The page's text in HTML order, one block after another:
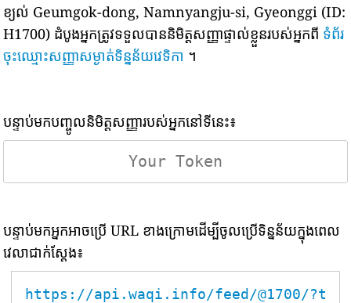
ខ្យល់ Geumgok-dong, Namnyangju-si, Gyeonggi (ID:
H1700) ដំបូងអ្នកត្រូវទទួលបាននិមិត្តសញ្ញាផ្ទាល់ខ្លួនរបស់អ្នកពី ទំព័រ
ចុះឈ្មោះសញ្ញាសម្ងាត់ទិន្នន័យវេទិកា ។
បន្ទាប់មកបញ្ចូលនិមិត្តសញ្ញារបស់អ្នកនៅទីនេះ៖
បន្ទាប់មកអ្នកអាចប្រើ URL ខាងក្រោមដើម្បីចូលប្រើទិន្នន័យក្នុងពេល
វេលាជាក់ស្តែង៖
https://api.waqi.info/feed/@1700/?t